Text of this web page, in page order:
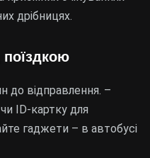
дрібницях.
до відправлення. –
ID-картку для
гаджети – в автобусі